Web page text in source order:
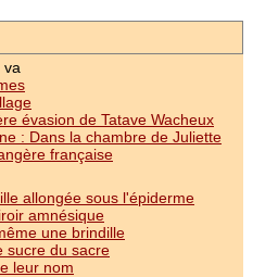
va
évasion de Tatave Wacheux
: Dans la chambre de Juliette
française
allongée sous l'épiderme
amnésique
une brindille
sucre du sacre
leur nom